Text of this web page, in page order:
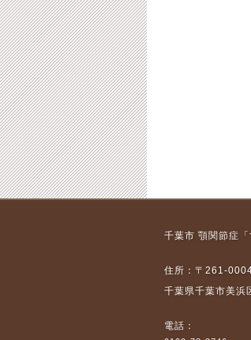
千葉市 顎関節症
住所：〒261-
千葉県千葉市美浜
電話：